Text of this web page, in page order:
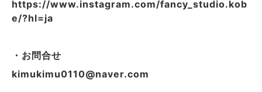
https://www.instagram.com/fancy_studio.kob
e/?hl=ja
・お問合せ
kimukimu0110@naver.com